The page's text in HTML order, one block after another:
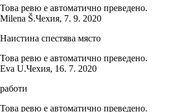
Това ревю е автоматично преведено.
Milena Š.Чехия, 7. 9. 2020
Наистина спестява място
Това ревю е автоматично преведено.
Eva U.Чехия, 16. 7. 2020
работи
Това ревю е автоматично преведено.